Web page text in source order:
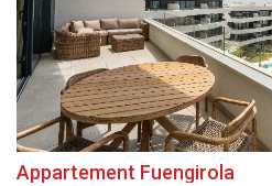
Appartement Fuengirola